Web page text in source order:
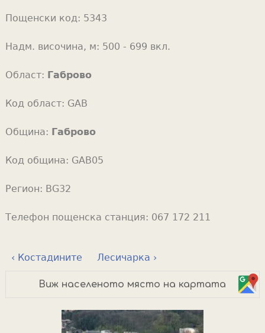
Пощенски код: 5343
Надм. височина, м: 500 - 699 вкл.
Област: Габрово
Код област: GAB
Община: Габрово
Код община: GAB05
Регион: BG32
Телефон пощенска станция: 067 172 211
‹ Костадините Лесичарка ›
Виж населеното място на картата